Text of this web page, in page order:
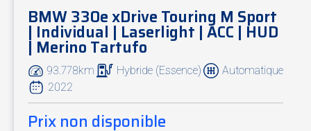
BMW 330e xDrive Touring M Sport
| Individual | Laserlight | ACC | HUD
| Merino Tartufo
93.778km Hybride (Essence)
Automatique
2022
Prix non disponible